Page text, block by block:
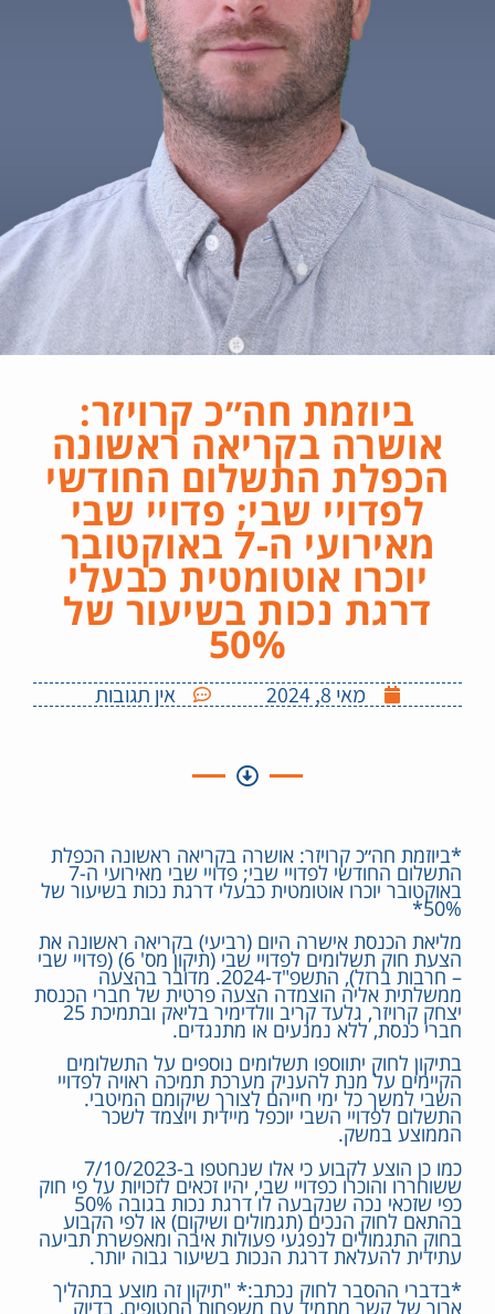
ביוזמת חה״כ קרויזר:
אושרה בקריאה ראשונה
הכפלת התשלום החודשי
לפדויי שבי; פדויי שבי
מאירועי ה-7 באוקטובר
יוכרו אוטומטית כבעלי
דרגת נכות בשיעור של
50%
מאי 8, 2024 אין תגובות
*ביוזמת חה״כ קרויזר: אושרה בקריאה ראשונה הכפלת
התשלום החודשי לפדויי שבי; פדויי שבי מאירועי ה-7
באוקטובר יוכרו אוטומטית כבעלי דרגת נכות בשיעור של
50%*
מליאת הכנסת אישרה היום (רביעי) בקריאה ראשונה את
הצעת חוק תשלומים לפדויי שבי (תיקון מס' 6) (פדויי שבי
– חרבות ברזל), התשפ"ד-2024. מדובר בהצעה
ממשלתית אליה הוצמדה הצעה פרטית של חברי הכנסת
יצחק קרויזר, גלעד קריב וולדימיר בליאק ובתמיכת 25
חברי כנסת, ללא נמנעים או מתנגדים.
בתיקון לחוק יתווספו תשלומים נוספים על התשלומים
הקיימים על מנת להעניק מערכת תמיכה ראויה לפדויי
השבי למשך כל ימי חייהם לצורך שיקומם המיטבי.
התשלום לפדויי השבי יוכפל מיידית ויוצמד לשכר
הממוצע במשק.
כמו כן הוצע לקבוע כי אלו שנחטפו ב-7/10/2023
ששוחררו והוכרו כפדויי שבי, יהיו זכאים לזכויות על פי חוק
כפי שזכאי נכה שנקבעה לו דרגת נכות בגובה 50%
בהתאם לחוק הנכים (תגמולים ושיקום) או לפי הקבוע
בחוק התגמולים לנפגעי פעולות איבה ומאפשרת תביעה
עתידית להעלאת דרגת הנכות בשיעור גבוה יותר.
*בדברי ההסבר לחוק נכתב:* "תיקון זה מוצע בתהליך
ארוך של קשר מתמיד עם משפחות החטופים, בדיוק